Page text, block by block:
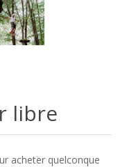
libre
acheter quelconque